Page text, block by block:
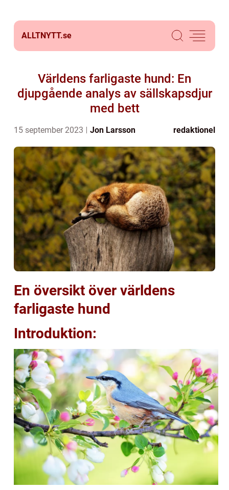
ALLTNYTT.se
Världens farligaste hund: En
djupgående analys av sällskapsdjur
med bett
15 september 2023 Jon Larsson redaktionel
En översikt över världens
farligaste hund
Introduktion: